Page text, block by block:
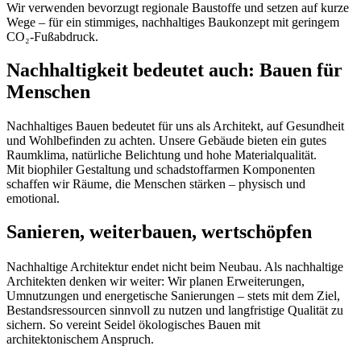
Wir verwenden bevorzugt regionale Baustoffe und setzen auf kurze
Wege – für ein stimmiges, nachhaltiges Baukonzept mit geringem
CO₂-Fußabdruck.
Nachhaltigkeit bedeutet auch: Bauen für
Menschen
Nachhaltiges Bauen bedeutet für uns als Architekt, auf Gesundheit
und Wohlbefinden zu achten. Unsere Gebäude bieten ein gutes
Raumklima, natürliche Belichtung und hohe Materialqualität.
Mit biophiler Gestaltung und schadstoffarmen Komponenten
schaffen wir Räume, die Menschen stärken – physisch und
emotional.
Sanieren, weiterbauen, wertschöpfen
Nachhaltige Architektur endet nicht beim Neubau. Als nachhaltige
Architekten denken wir weiter: Wir planen Erweiterungen,
Umnutzungen und energetische Sanierungen – stets mit dem Ziel,
Bestandsressourcen sinnvoll zu nutzen und langfristige Qualität zu
sichern. So vereint Seidel ökologisches Bauen mit
architektonischem Anspruch.